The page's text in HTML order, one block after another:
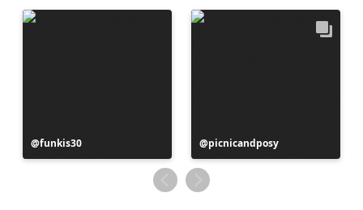
Postagem
publicada
funkis30
Postagem
publicada
por
picnicandposy